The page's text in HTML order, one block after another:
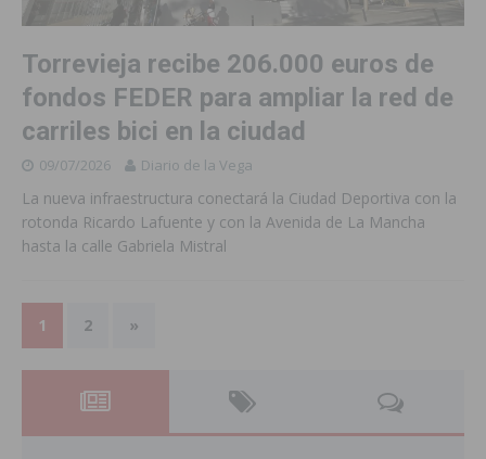
Torrevieja recibe 206.000 euros de
fondos FEDER para ampliar la red de
carriles bici en la ciudad
09/07/2026 Diario de la Vega
La nueva infraestructura conectará la Ciudad Deportiva con la
rotonda Ricardo Lafuente y con la Avenida de La Mancha
hasta la calle Gabriela Mistral
1 2 »